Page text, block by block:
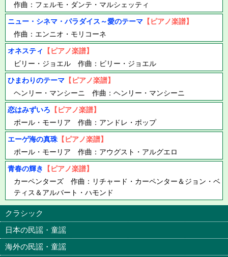
作曲：フェルモ・ダンテ・マルシェッティ
ニュー・シネマ・パラダイス～愛のテーマ 【ピアノ楽譜】
作曲：エンニオ・モリコーネ
オネスティ
【ピアノ楽譜】
ビリー・ジョエル 作曲：ビリー・ジョエル
ひまわりのテーマ 【ピアノ楽譜】
ヘンリー・マンシーニ 作曲：ヘンリー・マンシーニ
恋はみずいろ 【ピアノ楽譜】
ポール・モーリア 作曲：アンドレ・ポップ
エーゲ海の真珠 【ピアノ楽譜】
ポール・モーリア 作曲：アウグスト・アルグエロ
青春の輝き
【ピアノ楽譜】
カーペンターズ 作曲：リチャード・カーペンター＆ジョン・ベ
ティス＆アルバート・ハモンド
クラシック
日本の民謡・童謡
海外の民謡・童謡